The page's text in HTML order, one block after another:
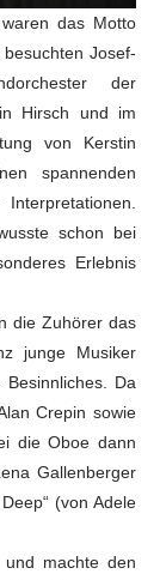
das Motto
Josef-
der
Hirsch und im
von Kerstin
spannenden
schon bei
Erlebnis
die Zuhörer das
junge Musiker
Da
Crepin sowie
die Oboe dann
Gallenberger
(von Adele
machte den